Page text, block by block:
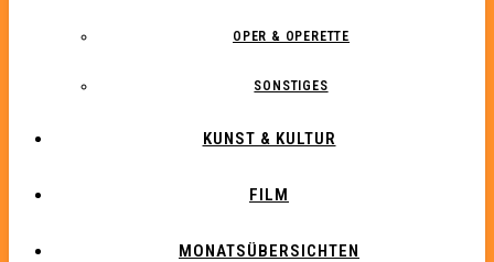
OPER & OPERETTE
SONSTIGES
KUNST & KULTUR
FILM
MONATSÜBERSICHTEN